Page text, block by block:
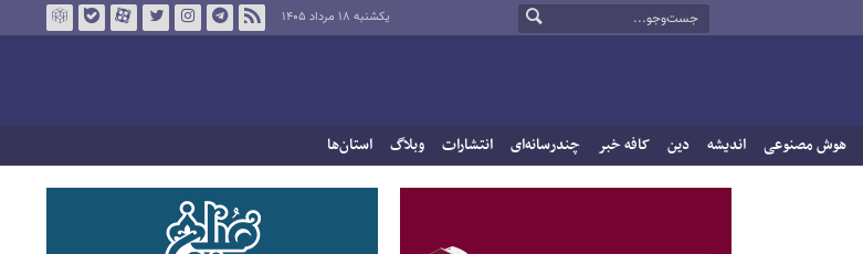
یکشنبه ۱۸ مرداد ۱۴۰۵
هوش مصنوعی اندیشه دین کافه خبر چندرسانه‌ای انتشارات وبلاگ استان‌ها